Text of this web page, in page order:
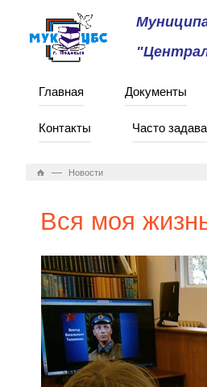
Главная Документы
Контакты Часто
— Новости
Вся моя